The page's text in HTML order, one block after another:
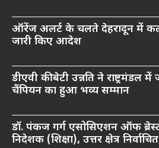
ऑरेंज अलर्ट के चलते देहरादून में
जारी किए आदेश
डीएवी की बेटी उन्नति ने राष्ट्रमंडल
चैंपियन का हुआ भव्य सम्मान
डॉ. पंकज गर्ग एसोसिएशन ऑफ
निदेशक (शिक्षा), उत्तर क्षेत्र निर्वाचित